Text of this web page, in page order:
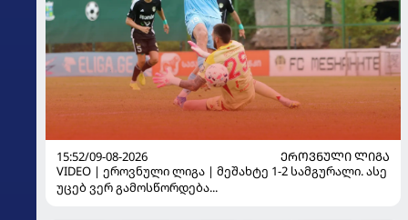
15:52/09-08-2026
ᲔᲠᲝᲕᲜᲣᲚᲘ ᲚᲘᲒᲐ
VIDEO | ეროვნული ლიგა | მეშახტე 1-2 სამგურალი. ასე
უცებ ვერ გამოსწორდება...